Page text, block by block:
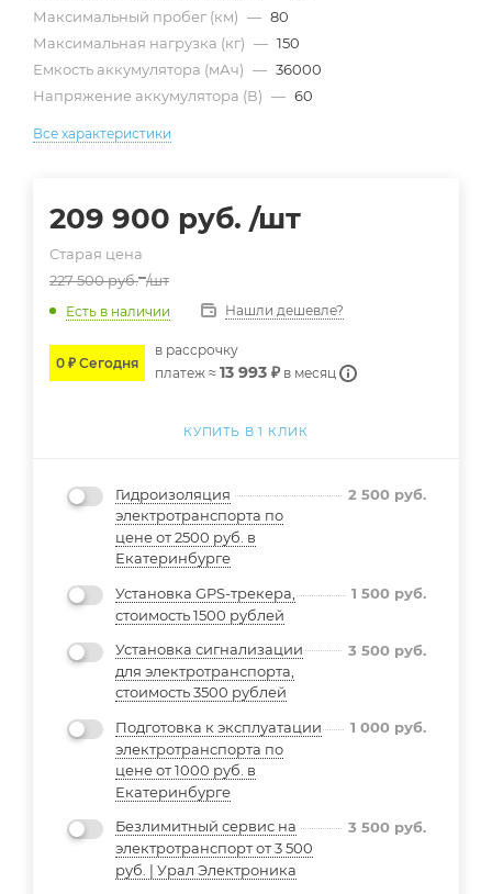
Максимальный пробег (км) — 80
Максимальная нагрузка (кг) — 150
Емкость аккумулятора (мАч) — 36000
Напряжение аккумулятора (В) — 60
Все характеристики
209 900 руб. /шт
Старая цена
227 500руб. /шт
Есть в наличии Нашли дешевле?
0 ₽ Сегодня
в расcрочку
платеж ≈ 13 993 ₽ в месяц
КУПИТЬ В 1 КЛИК
Гидроизоляция
электротранспорта по
цене от 2500 руб. в
Екатеринбурге
2 500 руб.
Установка GPS-трекера,
стоимость 1500 рублей
1 500 руб.
Установка сигнализации
для электротранспорта,
стоимость 3500 рублей
3 500 руб.
Подготовка к эксплуатации
электротранспорта по
цене от 1000 руб. в
Екатеринбурге
1 000 руб.
Безлимитный сервис на
электротранспорт от 3 500
руб. | Урал Электроника
3 500 руб.